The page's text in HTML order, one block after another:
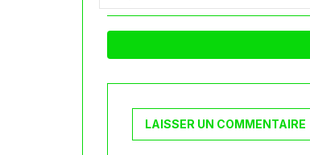
LAISSER UN COMMENTAIRE